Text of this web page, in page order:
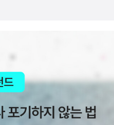
유는 강인한 몸과 마음을 길러
있기 때문입니다. 바다는 육지
우리가 아직 알지 못하는 금은